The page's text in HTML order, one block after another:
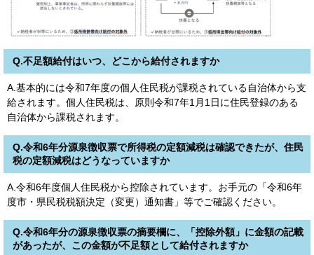
Q.不足額給付はいつ、どこから給付されますか
A.基本的には令和7年度の個人住民税が課税されている自治体から支
給されます。個人住民税は、原則令和7年1月1日に住民登録のある
自治体から課税されます。
Q.令和6年分源泉徴収票で所得税の定額減税は確認できたが、住民
税の定額減税はどうなっていますか
A.令和6年度個人住民税から控除されています。お手元の「令和6年
度市・県民税税額決定（変更）通知書」等でご確認ください。
Q.令和6年分の源泉徴収票の摘要欄に、「控除外額」に金額の記載
があったが、この金額が不足額として給付されますか